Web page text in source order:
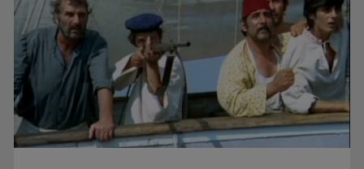
TVR lansează un apel pentru proiecte de emisiuni